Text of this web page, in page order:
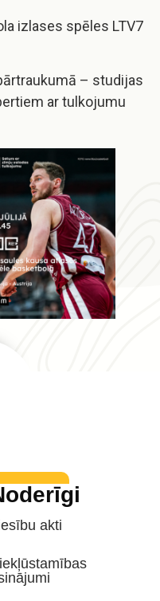
izlases spēles LTV7
– studijas
ar tulkojumu
akti